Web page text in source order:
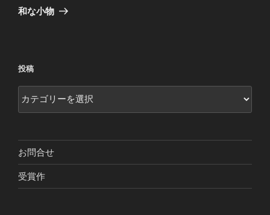
ゲ
ン
の
和な小物
投稿
稿
お問合せ
受賞作